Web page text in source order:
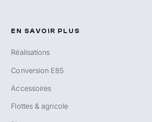
EN SAVOIR PLUS
Réalisations
Conversion E85
Accessoires
Flottes & agricole